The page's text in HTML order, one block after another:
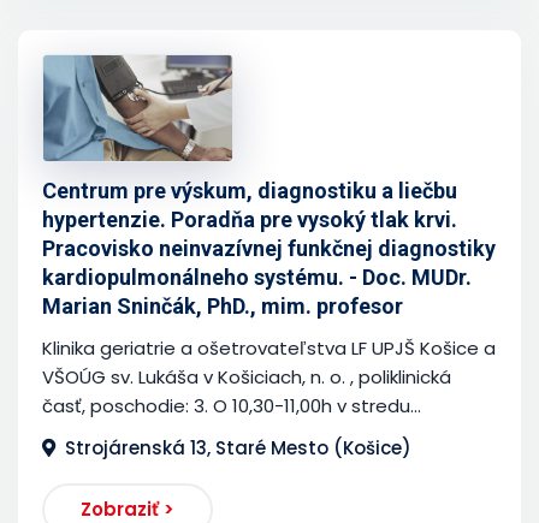
Centrum pre výskum, diagnostiku a liečbu
hypertenzie. Poradňa pre vysoký tlak krvi.
Pracovisko neinvazívnej funkčnej diagnostiky
kardiopulmonálneho systému. - Doc. MUDr.
Marian Sninčák, PhD., mim. profesor
Klinika geriatrie a ošetrovateľstva LF UPJŠ Košice a
VŠOÚG sv. Lukáša v Košiciach, n. o. , poliklinická
časť, poschodie: 3. O 10,30-11,00h v stredu...
Strojárenská 13, Staré Mesto (Košice)
Zobraziť >